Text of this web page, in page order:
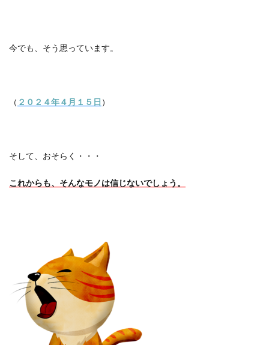
今でも、そう思っています。
（ ２０２４年４月１５日 ）
そして、おそらく・・・
これからも、そんなモノは信じないでしょう。